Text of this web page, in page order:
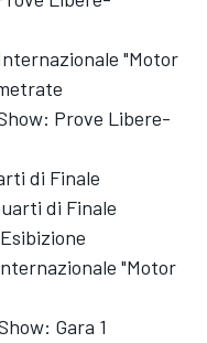
"Motor
Prove Libere-
di Finale
di Finale
"Motor
Gara 1